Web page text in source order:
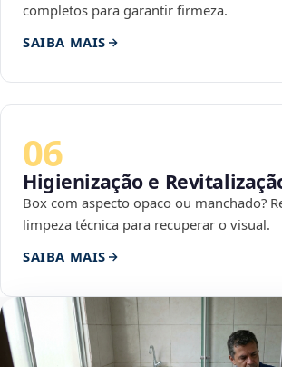
completos para garantir firmeza.
SAIBA MAIS
06
Higienização e
Box com aspecto opaco ou manchado?
limpeza técnica para recuperar o visual.
SAIBA MAIS